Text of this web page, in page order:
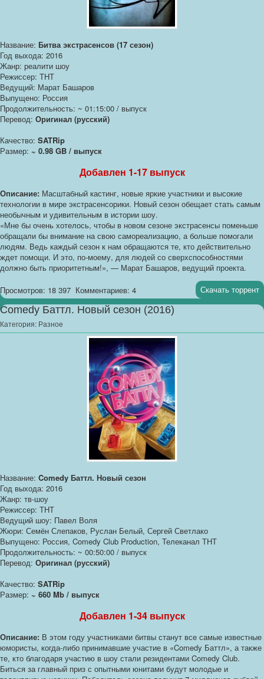
Название: Битва экстрасенсов (17 сезон)
Год выхода: 2016
Жанр: реалити шоу
Режиссер: ТНТ
Ведущий: Марат Башаров
Выпущено: Россия
Продолжительность: ~ 01:15:00 / выпуск
Перевод: Оригинал (русский)
Качество: SATRip
Размер: ~ 0.98 GB / выпуск
Добавлен 1-17 выпуск
Описание: Масштабный кастинг, новые яркие участники и высокие
технологии в мире экстрасенсорики. Новый сезон обещает стать самым
необычным и удивительным в истории шоу.
«Мне бы очень хотелось, чтобы в новом сезоне экстрасенсы поменьше
обращали бы внимание на свою самореализацию, а больше помогали
людям. Ведь каждый сезон к нам обращаются те, кто действительно
ждет помощи. И это, по-моему, для людей со сверхспособностями
должно быть приоритетным!», — Марат Башаров, ведущий проекта.
Просмотров: 18 397 Комментариев: 4 Скачать торрент
Comedy Баттл. Новый сезон (2016)
Категория: Разное
Название: Comedy Баттл. Новый сезон
Год выхода: 2016
Жанр: тв-шоу
Режиссер: ТНТ
Ведущий шоу: Павел Воля
Жюри: Семён Слепаков, Руслан Белый, Сергей Светлако
Выпущено: Россия, Comedy Club Production, Телеканал ТНТ
Продолжительность: ~ 00:50:00 / выпуск
Перевод: Оригинал (русский)
Качество: SATRip
Размер: ~ 660 Mb / выпуск
Добавлен 1-34 выпуск
Описание: В этом году участниками битвы станут все самые известные
юмористы, когда-либо принимавшие участие в «Comedy Баттл», а также
те, кто благодаря участию в шоу стали резидентами Comedy Club.
Биться за главный приз с опытными юнитами будут молодые и